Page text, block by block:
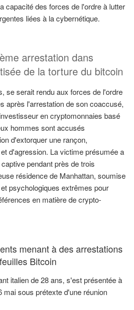
capacité des forces de l'ordre à lutter
liées à la cybernétique.
arrestation dans
de la torture du bitcoin
se serait rendu aux forces de l'ordre
après l'arrestation de son coaccusé,
en cryptomonnaies basé
hommes sont accusés
d'extorquer une rançon,
d'agression. La victime présumée a
pendant près de trois
résidence de Manhattan, soumise
psychologiques extrêmes pour
en matière de crypto-
menant à des arrestations
Bitcoin
italien de 28 ans, s'est présentée à
mai sous prétexte d'une réunion